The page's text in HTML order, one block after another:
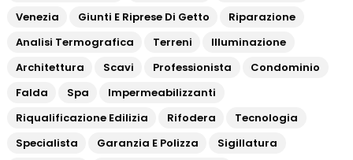
Venezia
Giunti E Riprese Di Getto
Riparazione
Analisi Termografica
Terreni
Illuminazione
Architettura
Scavi Professionista
Condominio
Falda
Spa
Impermeabilizzanti
Riqualificazione Edilizia
Rifodera
Tecnologia
Specialista
Garanzia E Polizza
Sigillatura